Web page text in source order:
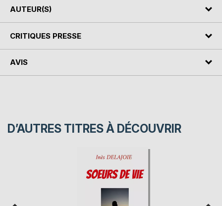
AUTEUR(S)
CRITIQUES PRESSE
AVIS
D’AUTRES TITRES À DÉCOUVRIR